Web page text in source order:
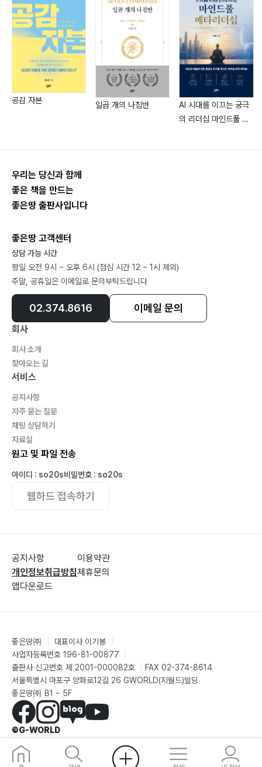
공감 자본 일곱 개의 나침반
AI 시대를 이끄는 궁극
의 리더십 마인드풀 메
우리는 당신과 함께
좋은 책을 만드는
좋은땅 출판사입니다
좋은땅 고객센터
상담 가능 시간
평일 오전 9시 ~ 오후 6시 (점심 시간 12 ~ 1시 제외)
주말, 공휴일은 이메일로 문의부탁드립니다
02.374.8616 이메일 문의
회사
회사 소개
찾아오는 길
서비스
공지사항
자주 묻는 질문
채팅 상담하기
자료실
원고 및 파일 전송
아이디 : so20s비밀번호 : so20s
웹하드 접속하기
공지사항
개인정보취급방침
앱다운로드
이용약관
제휴문의
좋은땅㈜ 대표이사 이기봉
사업자등록번호 196-81-00877
출판사 신고번호 제 2001-000082호
FAX 02-374-8614
서울특별시 마포구 양화로12길 26 GWORLD(지월드)빌딩
좋은땅㈜ B1 ~ 5F
©G-WORLD